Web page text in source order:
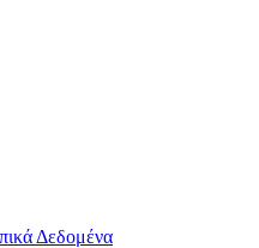
Δεδομένα